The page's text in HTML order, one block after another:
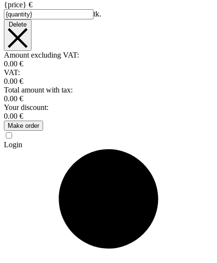
{price} €
tk.
Delete
Amount excluding VAT:
0.00 €
VAT:
0.00 €
Total amount with tax:
0.00 €
Your discount:
0.00 €
Make order
Login